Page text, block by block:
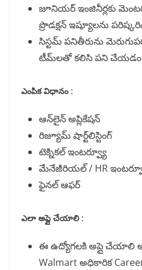
జూనియర్ ఇంజినీర్లకు
ప్రొడక్షన్ ఇష్యూలను
సిస్టమ్ పనితీరును
టీమ్‌లతో కలిసి పని
ఎంపిక విధానం :
ఆన్‌లైన్ అప్లికేషన్
రిజ్యూమ్ షార్ట్‌లిస్టింగ్
టెక్నికల్ ఇంటర్వ్యూ
మేనేజీరియల్ / HR
ఫైనల్ ఆఫర్
ఎలా అప్లై చేయాలి :
ఈ ఉద్యోగలకి అప్లై చేయాలి
Walmart అధికారిక